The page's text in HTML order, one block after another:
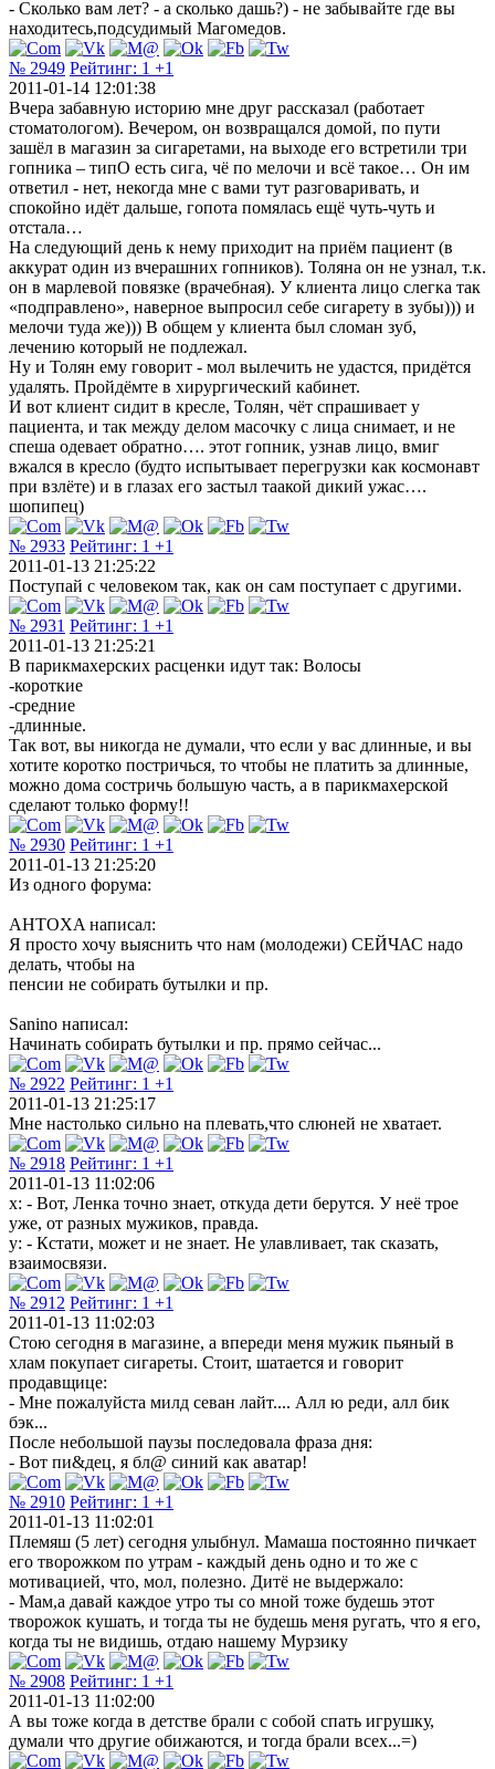
- Сколько вам лет? - а сколько дашь?) - не забывайте где вы
находитесь,подсудимый Магомедов.
№ 2949 Рейтинг: 1 +1
2011-01-14 12:01:38
Вчера забавную историю мне друг рассказал (работает
стоматологом). Вечером, он возвращался домой, по пути
зашёл в магазин за сигаретами, на выходе его встретили три
гопника – типО есть сига, чё по мелочи и всё такое… Он им
ответил - нет, некогда мне с вами тут разговаривать, и
спокойно идёт дальше, гопота помялась ещё чуть-чуть и
отстала…
На следующий день к нему приходит на приём пациент (в
аккурат один из вчерашних гопников). Толяна он не узнал, т.к.
он в марлевой повязке (врачебная). У клиента лицо слегка так
«подправлено», наверное выпросил себе сигарету в зубы))) и
мелочи туда же))) В общем у клиента был сломан зуб,
лечению который не подлежал.
Ну и Толян ему говорит - мол вылечить не удастся, придётся
удалять. Пройдёмте в хирургический кабинет.
И вот клиент сидит в кресле, Толян, чёт спрашивает у
пациента, и так между делом масочку с лица снимает, и не
спеша одевает обратно…. этот гопник, узнав лицо, вмиг
вжался в кресло (будто испытывает перегрузки как космонавт
при взлёте) и в глазах его застыл таакой дикий ужас….
шопипец)
№ 2933 Рейтинг: 1 +1
2011-01-13 21:25:22
Поступай с человеком так, как он сам поступает с другими.
№ 2931 Рейтинг: 1 +1
2011-01-13 21:25:21
В парикмахерских расценки идут так: Волосы
-короткие
-средние
-длинные.
Так вот, вы никогда не думали, что если у вас длинные, и вы
хотите коротко постричься, то чтобы не платить за длинные,
можно дома состричь большую часть, а в парикмахерской
сделают только форму!!
№ 2930 Рейтинг: 1 +1
2011-01-13 21:25:20
Из одного форума:
AHTOXA написал:
Я просто хочу выяснить что нам (молодежи) СЕЙЧАС надо
делать, чтобы на
пенсии не собирать бутылки и пр.
Sanino написал:
Начинать собирать бутылки и пр. прямо сейчас...
№ 2922 Рейтинг: 1 +1
2011-01-13 21:25:17
Мне настолько сильно на плевать,что слюней не хватает.
№ 2918 Рейтинг: 1 +1
2011-01-13 11:02:06
х: - Вот, Ленка точно знает, откуда дети берутся. У неё трое
уже, от разных мужиков, правда.
у: - Кстати, может и не знает. Не улавливает, так сказать,
взаимосвязи.
№ 2912 Рейтинг: 1 +1
2011-01-13 11:02:03
Стою сегодня в магазине, а впереди меня мужик пьяный в
хлам покупает сигареты. Стоит, шатается и говорит
продавщице:
- Мне пожалуйста милд севан лайт.... Алл ю реди, алл бик
бэк...
После небольшой паузы последовала фраза дня:
- Вот пи&дец, я бл@ синий как аватар!
№ 2910 Рейтинг: 1 +1
2011-01-13 11:02:01
Племяш (5 лет) сегодня улыбнул. Мамаша постоянно пичкает
его творожком по утрам - каждый день одно и то же с
мотивацией, что, мол, полезно. Дитё не выдержало:
- Мам,а давай каждое утро ты со мной тоже будешь этот
творожок кушать, и тогда ты не будешь меня ругать, что я его,
когда ты не видишь, отдаю нашему Мурзику
№ 2908 Рейтинг: 1 +1
2011-01-13 11:02:00
А вы тоже когда в детстве брали с собой спать игрушку,
думали что другие обижаются, и тогда брали всех...=)